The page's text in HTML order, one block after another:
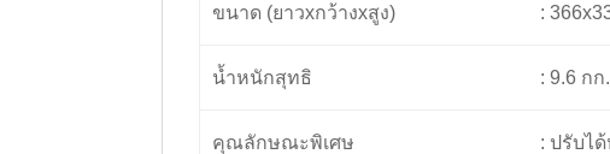
ขนาด (ยาวxกว้างxสูง) :
น้ำหนักสุทธิ : 9.6 ก
คุณลักษณะพิเศษ : ปรับไ